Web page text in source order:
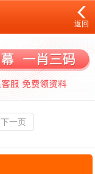
返回
下一页